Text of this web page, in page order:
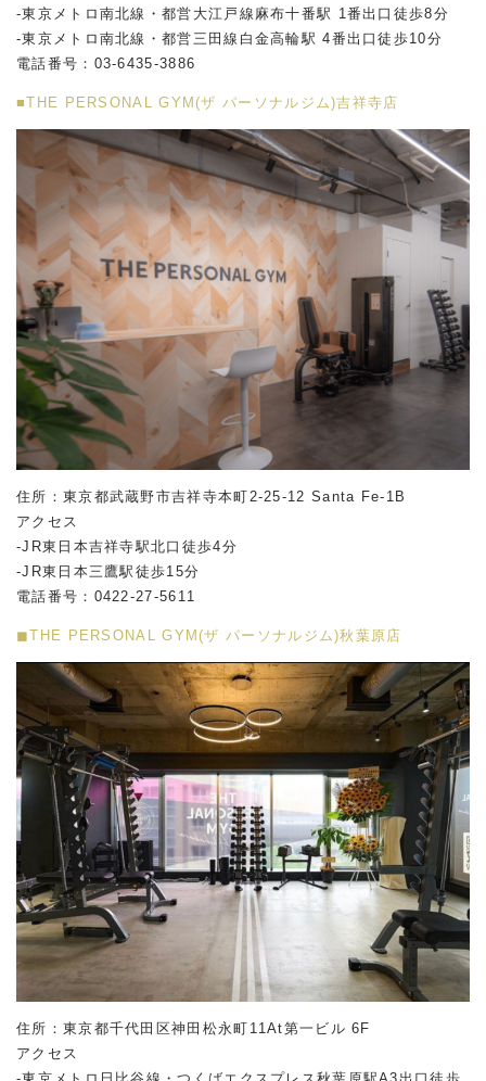
-東京メトロ南北線・都営大江戸線麻布十番駅 1番出口徒歩8分
-東京メトロ南北線・都営三田線白金高輪駅 4番出口徒歩10分
電話番号： 03-6435-3886
■THE PERSONAL GYM(ザ パーソナルジム)吉祥寺店
住所：東京都武蔵野市吉祥寺本町2-25-12 Santa Fe-1B
アクセス
-JR東日本吉祥寺駅北口徒歩4分
-JR東日本三鷹駅徒歩15分
電話番号：0422-27-5611
◼︎THE PERSONAL GYM(ザ パーソナルジム)秋葉原店
住所：東京都千代田区神田松永町11At第一ビル 6F
アクセス